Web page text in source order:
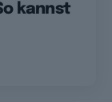
kannst